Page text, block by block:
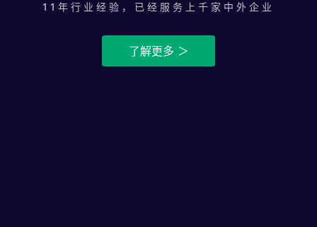
11年行业经验，已经服务上千家中外企业
了解更多 ＞